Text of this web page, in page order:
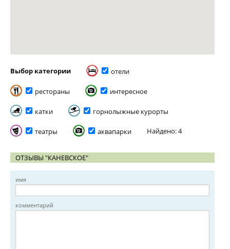
Выбор категории отели
рестораны интересное
катки горнолыжные курорты
театры аквапарки Найдено: 4
ОТЗЫВЫ "КАНЕВСКОЕ"
имя
комментарий